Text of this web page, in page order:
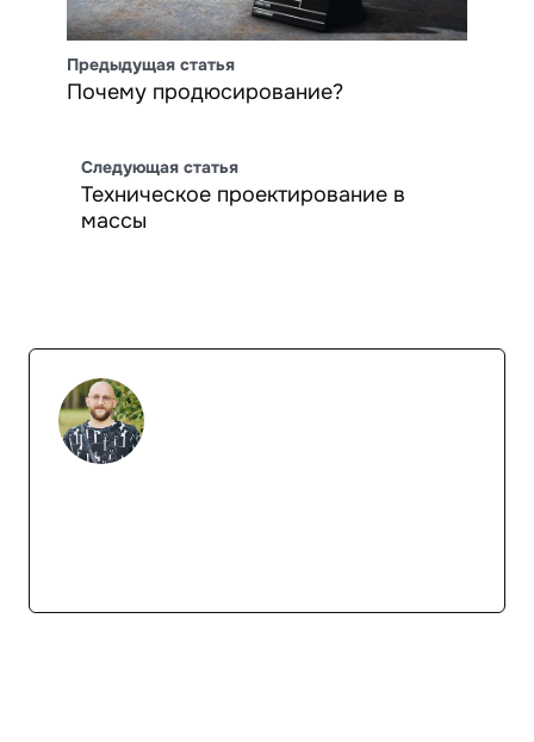
Предыдущая статья
Почему продюсирование?
Следующая статья
Техническое проектирование в
массы